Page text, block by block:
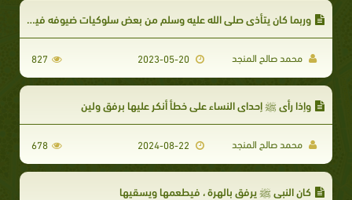
وربما كان يتأذى صلى الله عليه وسلم من بعض سلوكيات ضيوفه فيستحي من إحراجهم
محمد صالح المنجد 2023-05-20
827
وإذا رأى ﷺ إحداى النساء على خطأ أنكر عليها برفق ولين
محمد صالح المنجد 678
كان النبي ﷺ يرفق بالهرة ، فيطعمها ويسقيها